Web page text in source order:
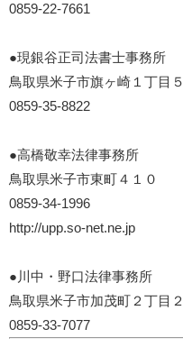
0859-22-7661
●現銀谷正司法書士事務所
鳥取県米子市旗ヶ崎１丁目
0859-35-8822
●高橋敬幸法律事務所
鳥取県米子市東町４１０
0859-34-1996
http://upp.so-net.ne.jp
●川中・野口法律事務所
鳥取県米子市加茂町２丁目
0859-33-7077